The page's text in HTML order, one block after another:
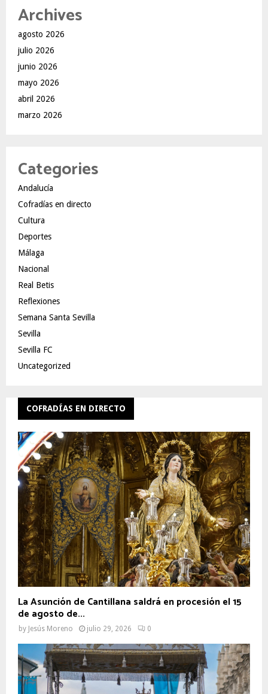
Archives
agosto 2026
julio 2026
junio 2026
mayo 2026
abril 2026
marzo 2026
Categories
Andalucía
Cofradías en directo
Cultura
Deportes
Málaga
Nacional
Real Betis
Reflexiones
Semana Santa Sevilla
Sevilla
Sevilla FC
Uncategorized
COFRADÍAS EN DIRECTO
La Asunción de Cantillana saldrá en procesión el 15
de agosto de...
by Jesús Moreno julio 29, 2026 0